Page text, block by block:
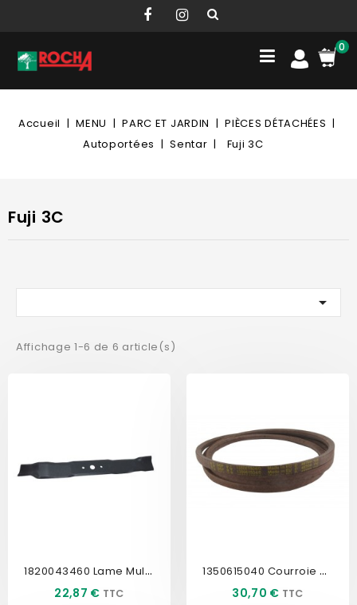
0
Accueil MENU PARC ET JARDIN
PIÈCES DÉTACHÉES
Autoportées
Sentar Fuji 3C
Fuji 3C

Affichage 1-6 de 6 article(s)
1820043460 Lame Mulching 49cm
Prix
22,87 €
1350615040 Courroie Coupe...
Prix
30,70 €